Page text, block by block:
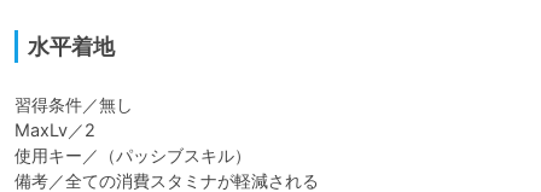
水平着地
習得条件／無し
MaxLv／2
使用キー／（パッシブスキル）
備考／全ての消費スタミナが軽減される